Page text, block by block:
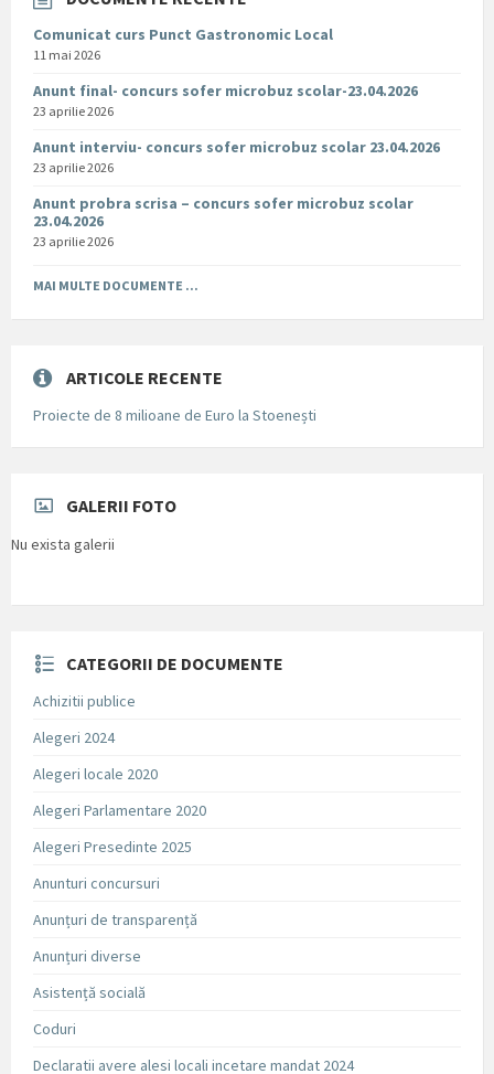
Comunicat curs Punct Gastronomic Local
11 mai 2026
Anunt final- concurs sofer microbuz scolar-23.04.2026
23 aprilie 2026
Anunt interviu- concurs sofer microbuz scolar 23.04.2026
23 aprilie 2026
Anunt probra scrisa – concurs sofer microbuz scolar
23.04.2026
23 aprilie 2026
MAI MULTE DOCUMENTE ...
ARTICOLE RECENTE
Proiecte de 8 milioane de Euro la Stoenești
GALERII FOTO
Nu exista galerii
CATEGORII DE DOCUMENTE
Achizitii publice
Alegeri 2024
Alegeri locale 2020
Alegeri Parlamentare 2020
Alegeri Presedinte 2025
Anunturi concursuri
Anunțuri de transparență
Anunțuri diverse
Asistență socială
Coduri
Declaratii avere alesi locali incetare mandat 2024